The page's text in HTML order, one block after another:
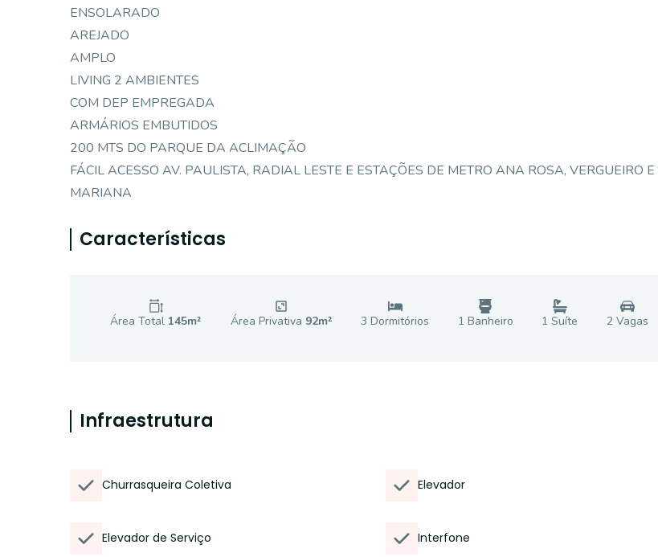
ENSOLARADO
AREJADO
AMPLO
LIVING 2 AMBIENTES
COM DEP EMPREGADA
ARMÁRIOS EMBUTIDOS
200 MTS DO PARQUE DA ACLIMAÇÃO
FÁCIL ACESSO AV. PAULISTA, RADIAL LESTE E ESTAÇÕES DE METRO ANA ROSA, VERGUEIRO
MARIANA
Características
Área Total 145m² Área Privativa 92m² 3 Dormitórios 1 Banheiro 1 Suíte 2Vagas
Infraestrutura
Churrasqueira Coletiva Elevador
Elevador de Serviço Interfone